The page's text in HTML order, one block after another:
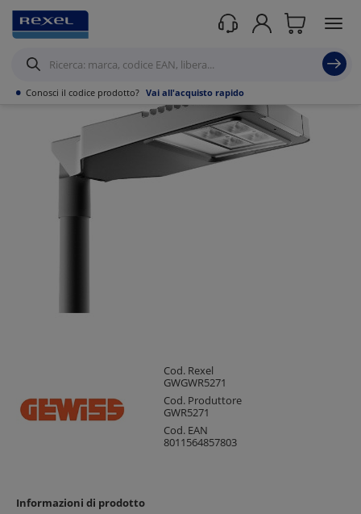
• Conosci il codice prodotto? Vai all'acquisto rapido
Prodotti /Illuminazione
Cod. Rexel
GWGWR5271
Cod. Produttore
GWR5271
Cod. EAN
8011564857803
Informazioni di prodotto